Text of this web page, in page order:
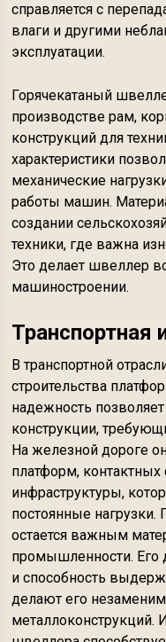
справляется с
влаги и другими
эксплуатации.
Горячекатаный
производстве рам,
конструкций для
характеристики
механические
работы машин.
создании
техники, где важна
Это делает швеллер
машиностроении.
Транспортная
В транспортной
строительства
надежность
конструкции,
На железной дороге
платформ, контактных
инфраструктуры,
постоянные
остается важным
промышленности. Его
и способность
делают его
металлоконструкций.